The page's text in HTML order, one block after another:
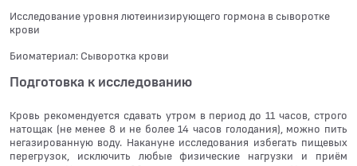
Исследование уровня лютеинизирующего гормона в сыворотке
крови
Биоматериал: Сыворотка крови
Подготовка к исследованию
Кровь рекомендуется сдавать утром в период до 11 часов, строго
натощак (не менее 8 и не более 14 часов голодания), можно пить
негазированную воду. Накануне исследования избегать пищевых
перегрузок, исключить любые физические нагрузки и приём